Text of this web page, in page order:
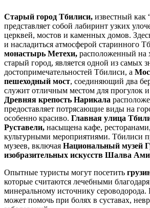
Старый город Тбилиси, известный как
представляет собой лабиринт узких
церквей, мостов и каменных домов.
и насладиться атмосферой старинного
монастырь Метехи, расположенный на
старый город, является одной из самых
достопримечательностей Тбилиси, а
пешеходный мост, соединяющий два
служит отличным местом для прогулок
Древняя крепость Нарикала
предоставляет потрясающие виды на
особенно красиво. Главная улица
Руставели, насыщена кафе,
культурными мероприятиями. Тбилиси
музеев, включая Национальный музей
изобразительных искусств Шалва
Опытные туристы могут посетить
которые считаются лечебными
минеральному источнику
может помочь при болях в суставах,